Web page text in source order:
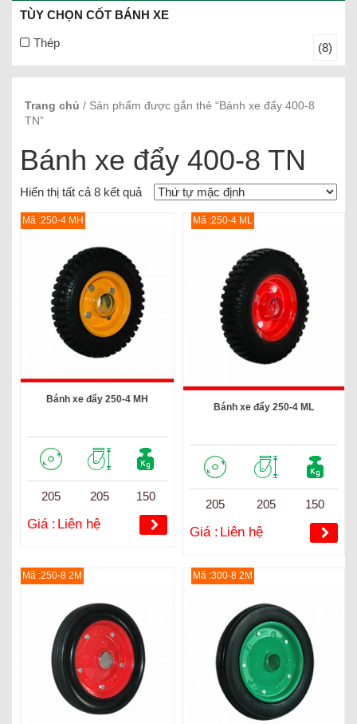
TÙY CHỌN CỐT BÁNH XE
Thép (8)
Trang chủ / Sản phẩm được gắn thẻ “Bánh xe đẩy 400-8
TN”
Bánh xe đẩy 400-8 TN
Hiển thị tất cả 8 kết quả
Mã :250-4 MH
Bánh xe đẩy 250-4 MH
205 205 150
Giá : Liên hệ
Mã :250-4 ML
Bánh xe đẩy 250-4 ML
205 205 150
Giá : Liên hệ
Mã :250-8 2M Mã :300-8 2M